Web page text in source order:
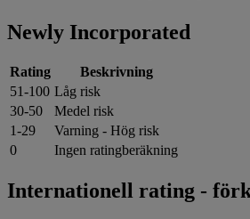
Newly Incorporated
Rating
Beskrivning
51-100 Låg risk
30-50
Medel risk
1-29
Varning - Hög risk
0
Ingen ratingberäkning
Internationell rating -